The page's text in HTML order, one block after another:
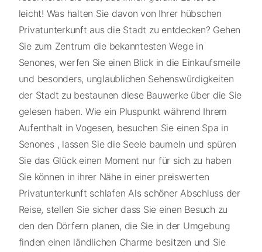
leicht! Was halten Sie davon von Ihrer hübschen
Privatunterkunft aus die Stadt zu entdecken? Gehen
Sie zum Zentrum die bekanntesten Wege in
Senones, werfen Sie einen Blick in die Einkaufsmeile
und besonders, unglaublichen Sehenswürdigkeiten
der Stadt zu bestaunen diese Bauwerke über die Sie
gelesen haben. Wie ein Pluspunkt während Ihrem
Aufenthalt in Vogesen, besuchen Sie einen Spa in
Senones , lassen Sie die Seele baumeln und spüren
Sie das Glück einen Moment nur für sich zu haben
Sie können in ihrer Nähe in einer preiswerten
Privatunterkunft schlafen Als schöner Abschluss der
Reise, stellen Sie sicher dass Sie einen Besuch zu
den den Dörfern planen, die Sie in der Umgebung
finden einen ländlichen Charme besitzen und Sie